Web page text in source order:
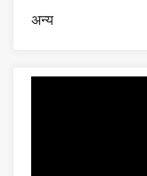
अन्य